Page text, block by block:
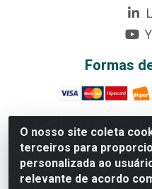
O nosso site coleta
terceiros para
personalizada ao
relevante de acordo
Formas
Rede Brasil - Avenida
Américas II Etapa -
CNPJ